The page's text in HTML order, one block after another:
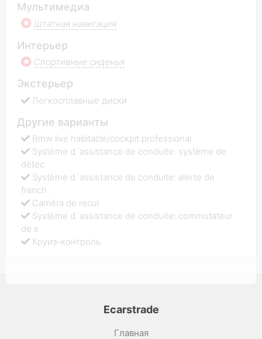
Мультимедиа
Штатная навигация
Интерьер
Спортивные сиденья
Экстерьер
Легкосплавные диски
Другие варианты
Bmw live habitacle/cockpit professional
Système d`assistance de conduite: système de
détec
Système d`assistance de conduite: alerte de
franch
Caméra de recul
Système d`assistance de conduite: commutateur
de s
Круиз-контроль
Ecarstrade
Главная